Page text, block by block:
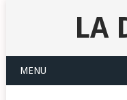
LA
MENU